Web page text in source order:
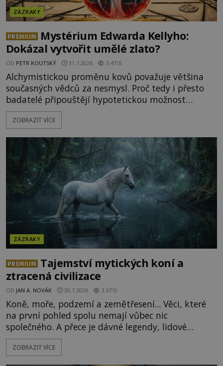
ZÁZRAKY
PREMIUM
Mystérium Edwarda Kellyho:
Dokázal vytvořit umělé zlato?
OD PETR KOUTSKÝ 31.7.2026 3.4TIS
Alchymistickou proměnu kovů považuje většina
současných vědců za nesmysl. Proč tedy i přesto
badatelé připouštějí hypotetickou možnost
transmutace? Mohl její podstatu odhalit anglický
alchymista, vědec a dobrodruh Edward Kelly?
Měšťané pozorují konání muže, který se stává
nesmrtelnou legendou již během
ZOBRAZIT VÍCE
ZÁZRAKY
PREMIUM
Tajemství mytických koní a
ztracená civilizace
OD JAN A. NOVÁK 30.7.2026 3.6TIS
Koně, moře, podzemí a zemětřesení... Věci, které
na první pohled spolu nemají vůbec nic
společného. A přece je dávné legendy, lidové
pohádky i podvědomí psychicky nemocných lidí
podivným způsobem vzájemně propojují. Je
ZOBRAZIT VÍCE